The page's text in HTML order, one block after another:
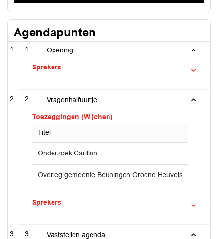
Agendapunten
1 Opening
Sprekers
2 Vragenhalfuurtje
Toezeggingen (Wijchen)
Titel
Onderzoek Carillon
Overleg gemeente Beuningen Groene Heuvels
Sprekers
3 Vaststellen agenda